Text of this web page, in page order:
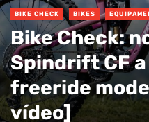
BIKE CHECK BIKES
Bike Check:
Spindrift CF
freeride
vídeo]